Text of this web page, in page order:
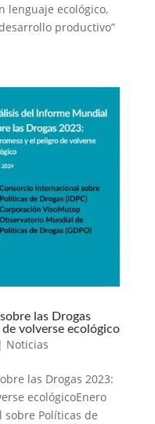
lenguaje ecológico,
productivo”
las Drogas
volverse ecológico
Noticias
las Drogas 2023:
ecológicoEnero
sobre Políticas de